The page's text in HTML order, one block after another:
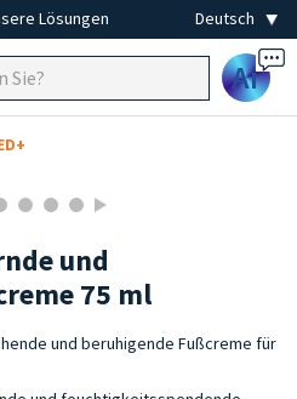
Lösungen
Ai
und
75 ml
und beruhigende Fußcreme für